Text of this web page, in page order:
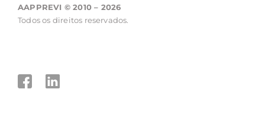
AAPPREVI © 2010 – 2026
Todos os direitos reservados.